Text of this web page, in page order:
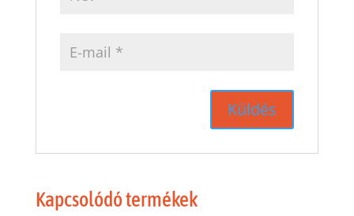
Kapcsolódó termékek